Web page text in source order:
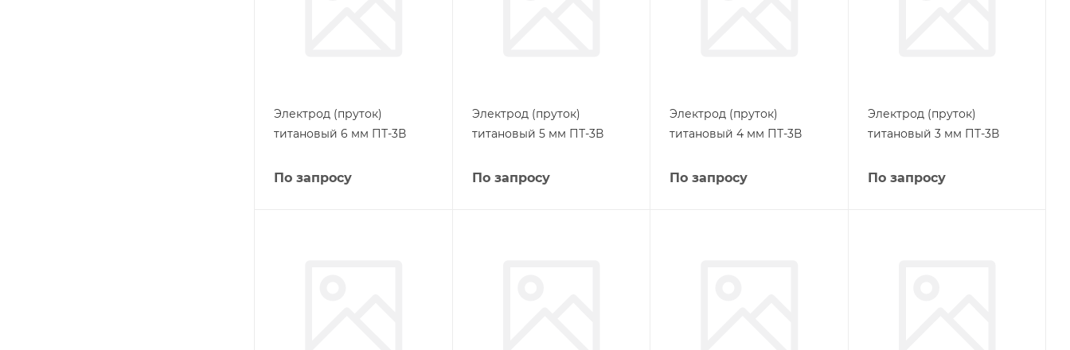
Электрод (пруток)
титановый 6 мм ПТ-3В
По запросу
Электрод (пруток)
титановый 5 мм ПТ-3В
По запросу
Электрод (пруток)
титановый 4 мм ПТ-3В
По запросу
Электрод (пруток)
титановый 3 мм ПТ-3В
По запросу